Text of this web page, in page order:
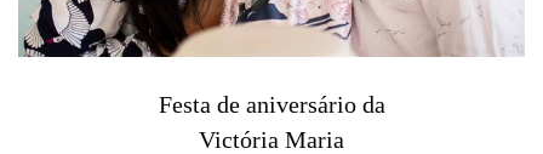
Festa de aniversário da
Victória Maria